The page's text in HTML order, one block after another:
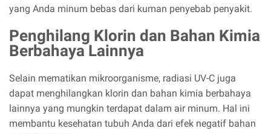
yang Anda minum bebas dari kuman penyebab penyakit.
Penghilang Klorin dan Bahan Kimia
Berbahaya Lainnya
Selain mematikan mikroorganisme, radiasi UV-C juga
dapat menghilangkan klorin dan bahan kimia berbahaya
lainnya yang mungkin terdapat dalam air minum. Hal ini
membantu kesehatan tubuh Anda dari efek negatif bahan